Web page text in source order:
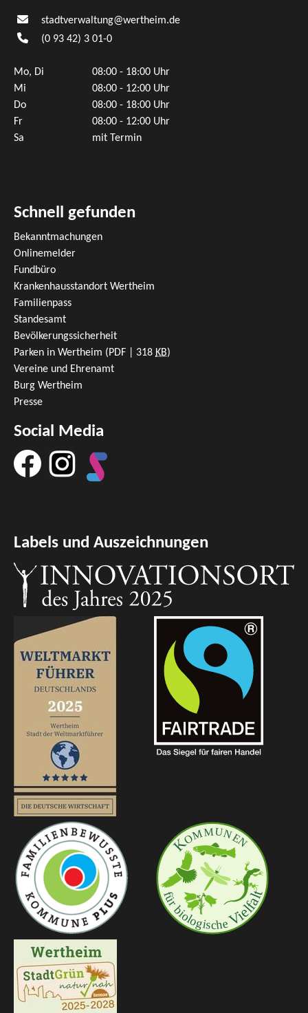
stadtverwaltung@wertheim.de
(0 93 42) 3 01-0
Mo, Di
08:00 - 18:00 Uhr
Mi
08:00 - 12:00 Uhr
Do
08:00 - 18:00 Uhr
Fr
08:00 - 12:00 Uhr
Sa
mit Termin
Schnell gefunden
Bekanntmachungen
Onlinemelder
Fundbüro
Krankenhausstandort Wertheim
Familienpass
Standesamt
Bevölkerungssicherheit
Parken in Wertheim (PDF | 318 KB)
Vereine und Ehrenamt
Burg Wertheim
Presse
Social Media
Labels und Auszeichnungen